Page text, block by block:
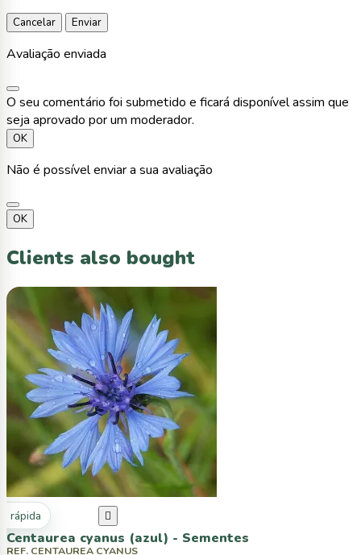
Cancelar Enviar
Avaliação enviada
O seu comentário foi submetido e ficará disponível assim que
seja aprovado por um moderador.
OK
Não é possível enviar a sua avaliação
OK
Clients also bought
rápida 
Centaurea cyanus (azul) - Sementes
REF. CENTAUREA CYANUS